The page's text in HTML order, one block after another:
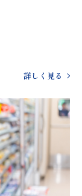
詳しく見る